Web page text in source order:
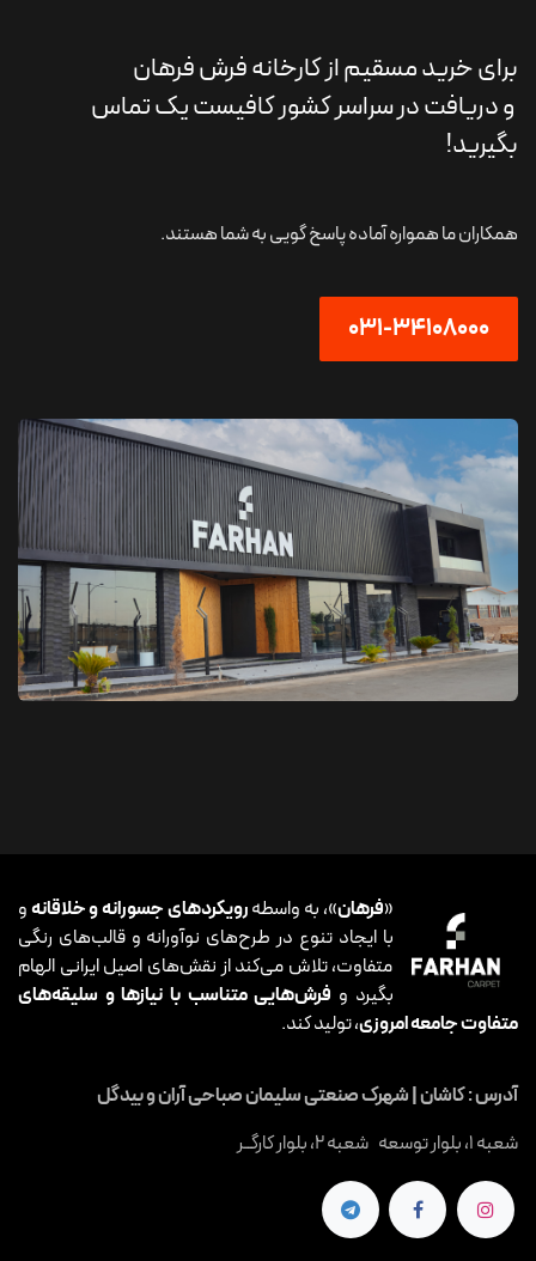
برای خرید مسقیم از کارخانه فرش فرهان
و دریافت در سراسر کشور کافیست یک تماس
بگیرید!
همکاران ما همواره آماده پاسخ گویی به شما هستند.
031-34108000
«فرهان»، به واسطهرویکردهای جسورانه و خلاقانهو
با ایجاد تنوع در طرح‌های نوآورانه و قالب‌های رنگی
متفاوت، تلاش می‌کند از نقش‌های اصیل ایرانی الهام
بگیرد و فرش‌هایی متناسب با نیازها و سلیقه‌های
متفاوت جامعه امروزی، تولید کند.
آدرس : کاشان | شهرک صنعتی سلیمان صباحی آران و بیدگل
شعبه 1، بلوار توسعه شعبه 2، بلوار کارگــر